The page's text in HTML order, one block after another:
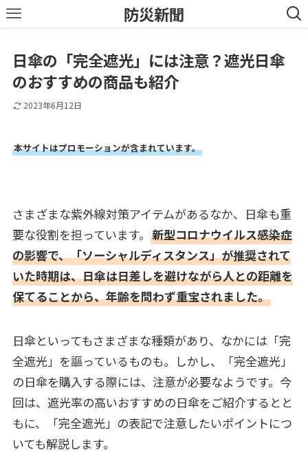
防災新聞
日傘の「完全遮光」には注意？遮光日傘
のおすすめの商品も紹介
2023年6月12日
本サイトはプロモーションが含まれています。
さまざまな紫外線対策アイテムがあるなか、日傘も重
要な役割を担っています。 新型コロナウイルス感染症
の影響で、「ソーシャルディスタンス」が推奨されて
いた時期は、日傘は日差しを避けながら人との距離を
保てることから、年齢を問わず重宝されました。
日傘といってもさまざまな種類があり、なかには「完
全遮光」を謳っているものも。しかし、「完全遮光」
の日傘を購入する際には、注意が必要なようです。今
回は、遮光率の高いおすすめの日傘をご紹介するとと
もに、「完全遮光」の表記で注意したいポイントにつ
いても解説します。